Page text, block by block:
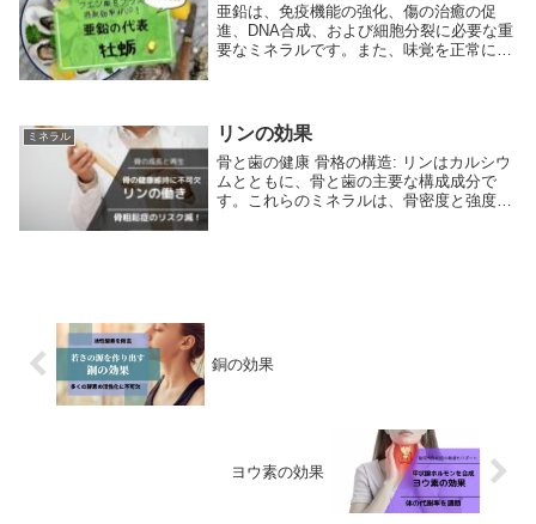
亜鉛は、免疫機能の強化、傷の治癒の促
進、DNA合成、および細胞分裂に必要な重
要なミネラルです。また、味覚を正常に保
は、亜鉛を豊...
ミネラル リンの効果
骨と歯の健康 骨格の構造: リンはカルシウ
ムとともに、骨と歯の主要な構成成分で
す。これらのミネラルは、骨密度と強度を
銅の効果
ヨウ素の効果